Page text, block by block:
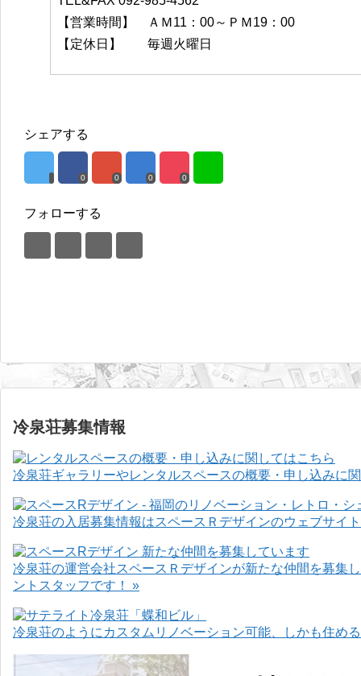
【営業時間】 ＡＭ11：00～ＰＭ19：00
【定休日】 毎週火曜日
シェアする
0 0 0 0
フォローする
冷泉荘募集情報
冷泉荘ギャラリーやレンタルスペースの概要・申し込みに
冷泉荘の入居募集情報はスペースＲデザインのウェブサイ
冷泉荘の運営会社スペースＲデザインが新たな仲間を募集
ントスタッフです！ »
冷泉荘のようにカスタムリノベーション可能、しかも住め